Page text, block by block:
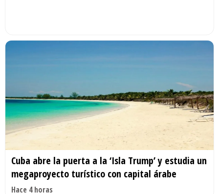
Cuba abre la puerta a la ‘Isla Trump’ y estudia un
megaproyecto turístico con capital árabe
Hace 4 horas